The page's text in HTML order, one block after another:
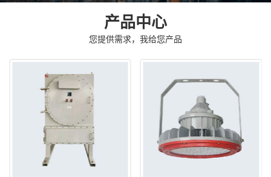
产品中心
您提供需求，我给您产品